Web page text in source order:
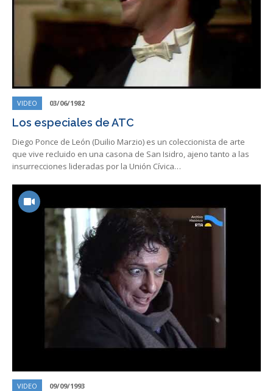
VIDEO 03/06/1982
Los especiales de ATC
Diego Ponce de León (Duilio Marzio) es un coleccionista de arte
que vive recluido en una casona de San Isidro, ajeno tanto a las
insurrecciones lideradas por la Unión Cívica…
VIDEO 09/09/1993